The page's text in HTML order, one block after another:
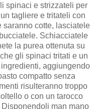
spinaci e strizzateli per
tagliere e tritateli con
saranno cotte, lasciatele
Schiacciatele
la purea ottenuta su
gli spinaci tritati e un
aggiungendo
compatto senza
risulteranno troppo
o con un tarocco
man mano